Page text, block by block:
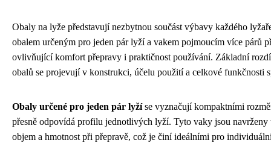
Obaly na lyže představují nezbytnou součást výbavy každého
obalem určeným pro jeden pár lyží a vakem pojmoucím více párů
ovlivňující komfort přepravy i praktičnost používání. Základní
obalů se projevují v konstrukci, účelu použití a celkové funkčnosti
Obaly určené pro jeden pár lyžíse vyznačují kompaktními
přesně odpovídá profilu jednotlivých lyží. Tyto vaky jsou
objem a hmotnost při přepravě, což je činí ideálními pro